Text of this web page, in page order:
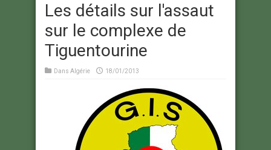
Les détails sur l'assaut
sur le complexe de
Tiguentourine
Dans Algérie 18/01/2013